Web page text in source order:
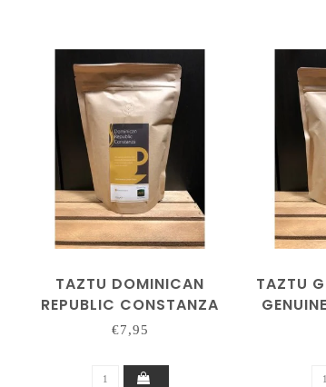
TAZTU DOMINICAN
REPUBLIC CONSTANZA
250 GRAM
€7,95
TAZTU